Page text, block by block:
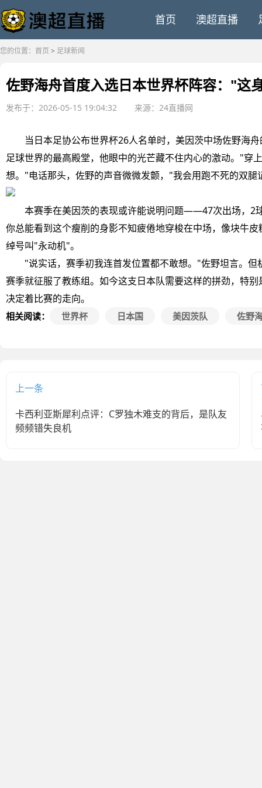
首页 澳超直播
您的位置： 首页 > 足球新闻
佐野海舟首度入选日本世界杯阵容："这
发布于：2026-05-15 19:04:32 来源：24直播网
当日本足协公布世界杯26人名单时，美因茨中场佐野海舟
足球世界的最高殿堂，他眼中的光芒藏不住内心的激动。"穿
想。"电话那头，佐野的声音微微发颤，"我会用跑不死的双腿
本赛季在美因茨的表现或许能说明问题——47次出场，2
你总能看到这个瘦削的身影不知疲倦地穿梭在中场，像块牛
绰号叫"永动机"。
"说实话，赛季初我连首发位置都不敢想。"佐野坦言。但
赛季就征服了教练组。如今这支日本队需要这样的拼劲，特
决定着比赛的走向。
相关阅读： 世界杯 日本国 美因茨队 佐野
上一条
卡西利亚斯犀利点评：C罗独木难支的背后，是队友
频频错失良机